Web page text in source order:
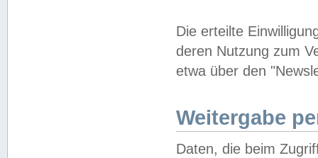
Die erteilte
deren Nutzung zum
etwa über den
Weitergabe
Daten, die beim